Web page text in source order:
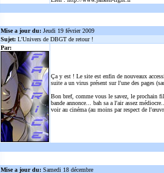
Mise a jour du: Jeudi 19 février 2009
Sujet: L'Univers de DBGT de retour !
Par:
Ça y est ! Le site est enfin de nouveaux
suite a un virus présent sur l'une des pages
Bon bref, comme vous le savez, le prochain
bande annonce... bah sa a l'air assez
voir au cinéma (au moins par respect de
Mise a jour du: Samedi 18 décembre